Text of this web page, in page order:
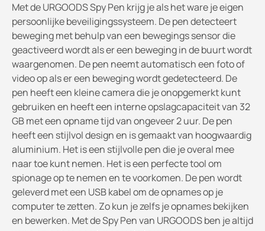
Met de URGOODS Spy Pen krijg je als het ware je eigen
persoonlijke beveiligingssysteem. De pen detecteert
beweging met behulp van een bewegings sensor die
geactiveerd wordt als er een beweging in de buurt wordt
waargenomen. De pen neemt automatisch een foto of
video op als er een beweging wordt gedetecteerd. De
pen heeft een kleine camera die je onopgemerkt kunt
gebruiken en heeft een interne opslagcapaciteit van 32
GB met een opname tijd van ongeveer 2 uur. De pen
heeft een stijlvol design en is gemaakt van hoogwaardig
aluminium. Het is een stijlvolle pen die je overal mee
naar toe kunt nemen. Het is een perfecte tool om
spionage op te nemen en te voorkomen. De pen wordt
geleverd met een USB kabel om de opnames op je
computer te zetten. Zo kun je zelfs je opnames bekijken
en bewerken. Met de Spy Pen van URGOODS ben je altijd